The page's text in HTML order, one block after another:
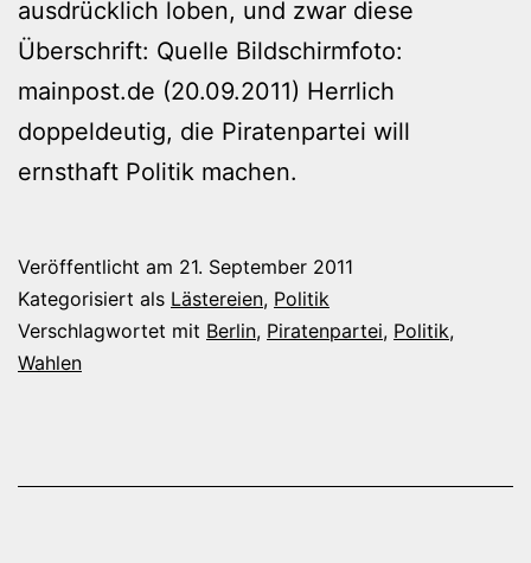
ausdrücklich loben, und zwar diese
Überschrift: Quelle Bildschirmfoto:
mainpost.de (20.09.2011) Herrlich
doppeldeutig, die Piratenpartei will
ernsthaft Politik machen.
Veröffentlicht am 21. September 2011
Kategorisiert als Lästereien, Politik
Verschlagwortet mit Berlin, Piratenpartei, Politik,
Wahlen